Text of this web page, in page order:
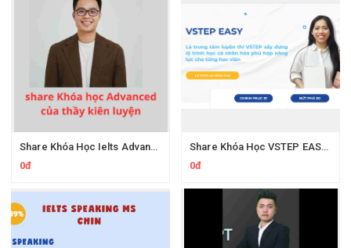
Share Khóa Học Ielts Advanced Thầy Kiên Luyện
0đ
Share Khóa Học VSTEP EASY 6 Tuần Chinh Phục B2 VSTEP
0đ